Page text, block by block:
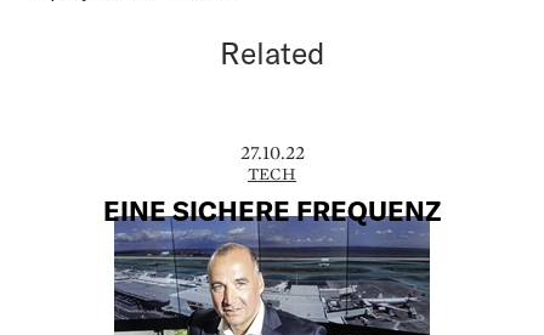
Related
27.10.22
TECH
EINE SICHERE FREQUENZ